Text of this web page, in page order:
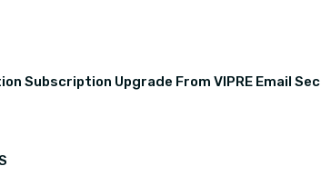
Subscription Upgrade From VIPRE Email Sec